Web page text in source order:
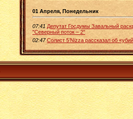
01 Апреля, Понедельник
07:41 Депутат Госдумы Завальный
"Северный поток – 2"
02:47 Солист 5’Nizza рассказал об